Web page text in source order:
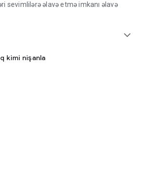
sevimlilərə əlavə etmə imkanı əlavə
expand_more
kimi nişanla